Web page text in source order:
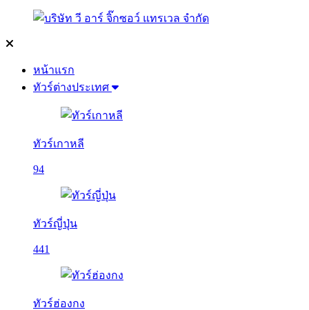
หน้าแรก
ทัวร์ต่างประเทศ
ทัวร์เกาหลี
94
ทัวร์ญี่ปุ่น
441
ทัวร์ฮ่องกง